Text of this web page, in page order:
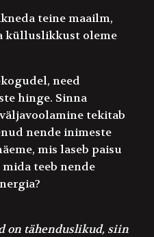
teine maailm,
külluslikkust oleme
need
hinge. Sinna
tekitab
nende inimeste
mis laseb paisu
teeb nende
on tähenduslikud, siin